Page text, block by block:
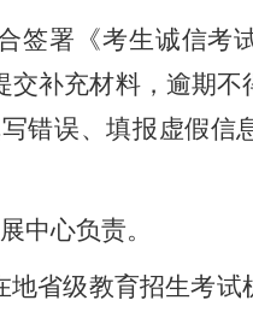
签署《考生诚信考
补充材料，逾期
错误、填报虚假信
中心负责。
省级教育招生考试